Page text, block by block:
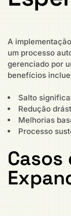
A
um processo
gerenciado por
benefícios
Salto
Redução
Melhorias
Processo
Casos